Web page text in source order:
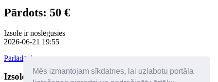
Mēs izmantojam sīkdatnes, lai uzlabotu portāla
Pārdots: 50 €
Izsole ir noslēgusies
2026-06-21 19:55
Pārlādēt lapu
Izsoles dalībniekiPalīdzība